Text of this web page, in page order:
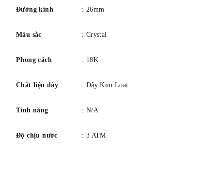
Đường kính : 26mm
Màu sắc : Crystal
Phong cách : 18K
Chất liệu dây : Dây Kim Loại
Tính năng : N/A
Độ chịu nước : 3 ATM